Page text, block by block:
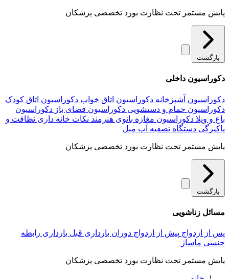
پایش مستمر تحت نظارت بورد تخصصی پزشکان
بازگشت
دکوراسیون داخلی
دکوراسیون آشپزخانه دکوراسیون اتاق خواب دکوراسیون اتاق کودک
دکوراسیون حمام و دستشویی دکوراسیون فضای باز دکوراسیون
باغ و ویلا دکوراسیون مغازه بانوی هنرمند نکات خانه داری نظافت و
پاکیزگی دستگاه تصفیه آب مبل
پایش مستمر تحت نظارت بورد تخصصی پزشکان
بازگشت
مسائل زناشویی
پس از ازدواج پیش از ازدواج دوران بارداری قبل بارداری رابطه
جنسی ماساژ
پایش مستمر تحت نظارت بورد تخصصی پزشکان